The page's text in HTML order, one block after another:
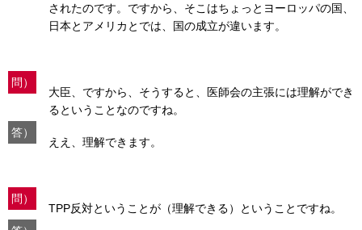
されたのです。ですから、そこはちょっとヨーロッパの国、
日本とアメリカとでは、国の成立が違います。
問）
大臣、ですから、そうすると、医師会の主張には理解ができ
るということなのですね。
答）
ええ、理解できます。
問）
TPP反対ということが（理解できる）ということですね。